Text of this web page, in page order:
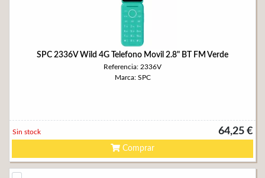
SPC 2336V Wild 4G Telefono Movil 2.8" BT FM Verde
Referencia: 2336V
Marca: SPC
64,25 €
Sin stock
Comprar